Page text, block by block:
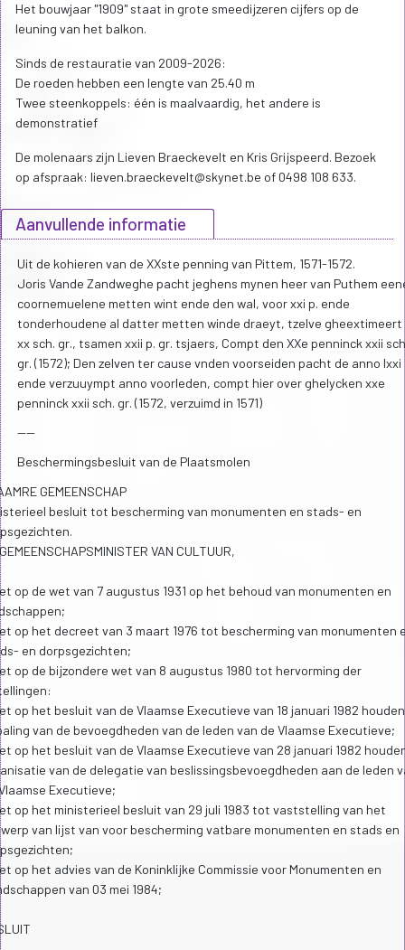
Het bouwjaar "1909" staat in grote smeedijzeren cijfers op de
leuning van het balkon.
Sinds de restauratie van 2009-2026:
De roeden hebben een lengte van 25.40 m
Twee steenkoppels: één is maalvaardig, het andere is
demonstratief
De molenaars zijn Lieven Braeckevelt en Kris Grijspeerd. Bezoek
op afspraak: lieven.braeckevelt@skynet.be of 0498 108 633.
Aanvullende informatie
Uit de kohieren van de XXste penning van Pittem, 1571-1572.
Joris Vande Zandweghe pacht jeghens mynen heer van Puthem
coornemuelene metten wint ende den wal, voor xxi p. ende
tonderhoudene al datter metten winde draeyt, tzelve gheextimeert
xx sch. gr., tsamen xxii p. gr. tsjaers, Compt den XXe penninck xxii
gr. (1572); Den zelven ter cause vnden voorseiden pacht de anno lxxi
ende verzuuympt anno voorleden, compt hier over ghelycken xxe
penninck xxii sch. gr. (1572, verzuimd in 1571)
----
Beschermingsbesluit van de Plaatsmolen
GEMEENSCHAP
besluit tot bescherming van monumenten en stads- en
VAN CULTUUR,
op de wet van 7 augustus 1931 op het behoud van monumenten en
op het decreet van 3 maart 1976 tot bescherming van monumenten
en dorpsgezichten;
op de bijzondere wet van 8 augustus 1980 tot hervorming der
op het besluit van de Vlaamse Executieve van 18 januari 1982
van de bevoegdheden van de leden van de Vlaamse Executieve;
op het besluit van de Vlaamse Executieve van 28 januari 1982
van de delegatie van beslissingsbevoegdheden aan de leden
Executieve;
op het ministerieel besluit van 29 juli 1983 tot vaststelling van het
van lijst van voor bescherming vatbare monumenten en stads en
op het advies van de Koninklijke Commissie voor Monumenten en
van 03 mei 1984;